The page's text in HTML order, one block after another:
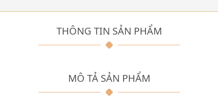
MÔ TẢ SẢN PHẨM
THÔNG TIN SẢN PHẨM